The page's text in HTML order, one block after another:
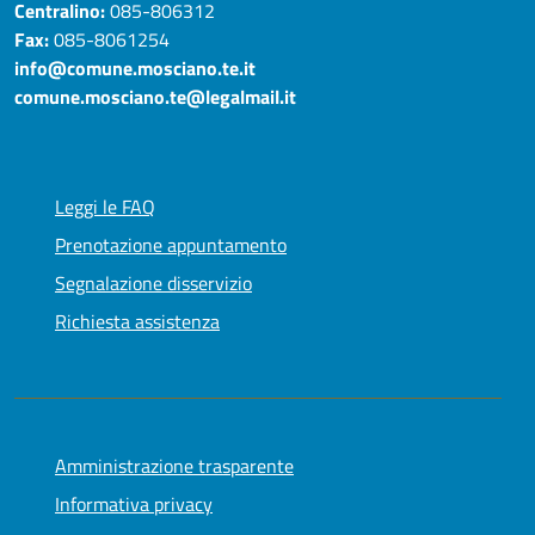
Centralino:085-806312
Fax:085-8061254
info@comune.mosciano.te.it
comune.mosciano.te@legalmail.it
Leggi le FAQ
Prenotazione appuntamento
Segnalazione disservizio
Richiesta assistenza
Amministrazione trasparente
Informativa privacy